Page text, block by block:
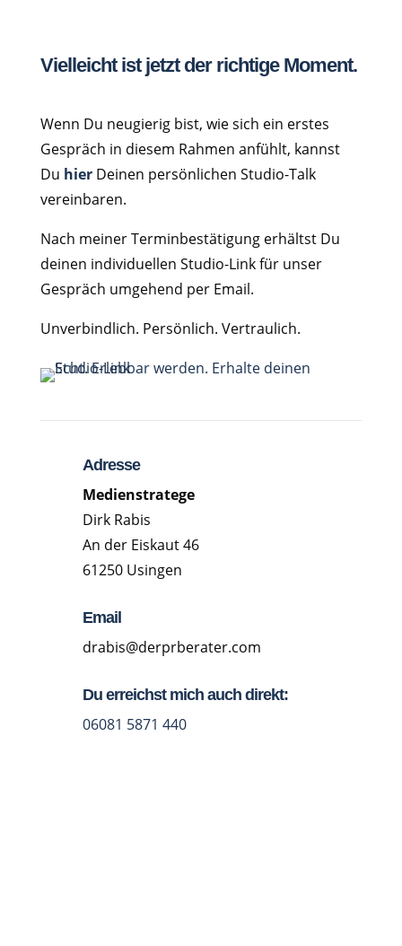
Vielleicht ist jetzt der richtige Moment.
Wenn Du neugierig bist, wie sich ein erstes
Gespräch in diesem Rahmen anfühlt, kannst
Du hierDeinen persönlichen Studio-Talk
vereinbaren.
Nach meiner Terminbestätigung erhältst Du
deinen individuellen Studio-Link für unser
Gespräch umgehend per Email.
Unverbindlich. Persönlich. Vertraulich.
Adresse
Medienstratege
Dirk Rabis
An der Eiskaut 46
61250 Usingen
Email
drabis@derprberater.com
Du erreichst mich auch direkt:
06081 5871 440